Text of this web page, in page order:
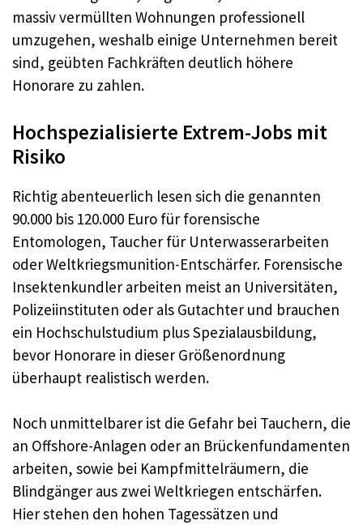
massiv vermüllten Wohnungen professionell
umzugehen, weshalb einige Unternehmen bereit
sind, geübten Fachkräften deutlich höhere
Honorare zu zahlen.​
Hochspezialisierte Extrem-Jobs mit
Risiko
Richtig abenteuerlich lesen sich die genannten
90.000 bis 120.000 Euro für forensische
Entomologen, Taucher für Unterwasserarbeiten
oder Weltkriegsmunition-Entschärfer. Forensische
Insektenkundler arbeiten meist an Universitäten,
Polizeiinstituten oder als Gutachter und brauchen
ein Hochschulstudium plus Spezialausbildung,
bevor Honorare in dieser Größenordnung
überhaupt realistisch werden.​
Noch unmittelbarer ist die Gefahr bei Tauchern, die
an Offshore-Anlagen oder an Brückenfundamenten
arbeiten, sowie bei Kampfmittelräumern, die
Blindgänger aus zwei Weltkriegen entschärfen.
Hier stehen den hohen Tagessätzen und